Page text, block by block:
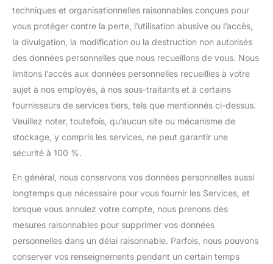
techniques et organisationnelles raisonnables conçues pour
vous protéger contre la perte, l’utilisation abusive ou l’accès,
la divulgation, la modification ou la destruction non autorisés
des données personnelles que nous recueillons de vous. Nous
limitons l’accès aux données personnelles recueillies à votre
sujet à nos employés, à nos sous-traitants et à certains
fournisseurs de services tiers, tels que mentionnés ci-dessus.
Veuillez noter, toutefois, qu’aucun site ou mécanisme de
stockage, y compris les services, ne peut garantir une
sécurité à 100 %.
En général, nous conservons vos données personnelles aussi
longtemps que nécessaire pour vous fournir les Services, et
lorsque vous annulez votre compte, nous prenons des
mesures raisonnables pour supprimer vos données
personnelles dans un délai raisonnable. Parfois, nous pouvons
conserver vos renseignements pendant un certain temps